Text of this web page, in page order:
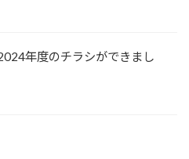
年度のチラシができまし